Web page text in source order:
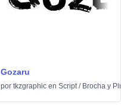
Gozaru
por tkzgraphic en Script/ Brocha y